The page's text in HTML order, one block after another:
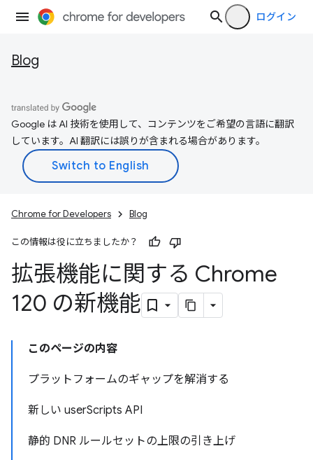
ログイン
Blog
Google は AI 技術を使用して、コンテンツをご希望の言語に翻訳
しています。AI 翻訳には誤りが含まれる場合があります。
Chrome for Developers Blog
この情報は役に立ちましたか？
拡張機能に関する Chrome
120 の新機能
このページの内容
プラットフォームのギャップを解消する
新しい userScripts API
静的 DNR ルールセットの上限の引き上げ